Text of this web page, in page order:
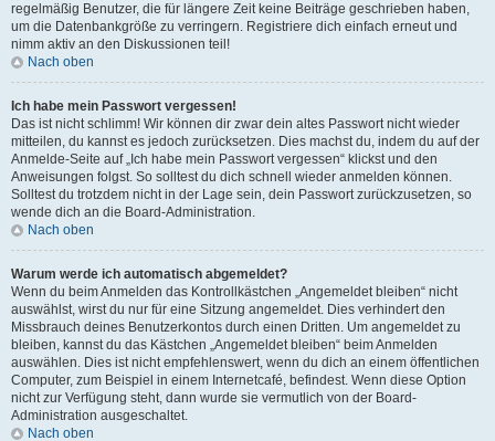
regelmäßig Benutzer, die für längere Zeit keine Beiträge geschrieben haben,
um die Datenbankgröße zu verringern. Registriere dich einfach erneut und
nimm aktiv an den Diskussionen teil!
Nach oben
Ich habe mein Passwort vergessen!
Das ist nicht schlimm! Wir können dir zwar dein altes Passwort nicht wieder
mitteilen, du kannst es jedoch zurücksetzen. Dies machst du, indem du auf der
Anmelde-Seite auf „Ich habe mein Passwort vergessen“ klickst und den
Anweisungen folgst. So solltest du dich schnell wieder anmelden können.
Solltest du trotzdem nicht in der Lage sein, dein Passwort zurückzusetzen, so
wende dich an die Board-Administration.
Nach oben
Warum werde ich automatisch abgemeldet?
Wenn du beim Anmelden das Kontrollkästchen „Angemeldet bleiben“ nicht
auswählst, wirst du nur für eine Sitzung angemeldet. Dies verhindert den
Missbrauch deines Benutzerkontos durch einen Dritten. Um angemeldet zu
bleiben, kannst du das Kästchen „Angemeldet bleiben“ beim Anmelden
auswählen. Dies ist nicht empfehlenswert, wenn du dich an einem öffentlichen
Computer, zum Beispiel in einem Internetcafé, befindest. Wenn diese Option
nicht zur Verfügung steht, dann wurde sie vermutlich von der Board-
Administration ausgeschaltet.
Nach oben